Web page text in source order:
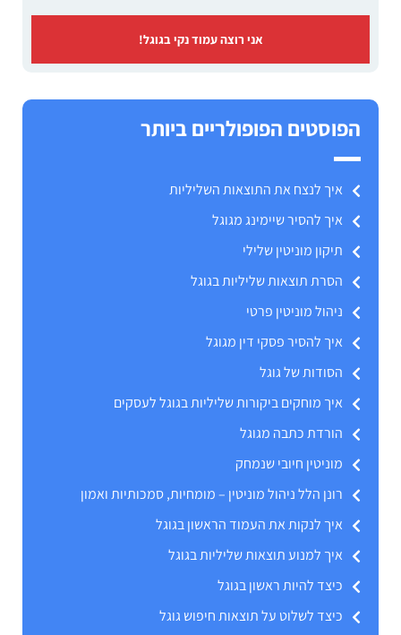
אני רוצה עמוד נקי בגוגל!
הפוסטים הפופולריים ביותר
איך לנצח את התוצאות השליליות
איך להסיר שיימינג מגוגל
תיקון מוניטין שלילי
הסרת תוצאות שליליות בגוגל
ניהול מוניטין פרטי
איך להסיר פסקי דין מגוגל
הסודות של גוגל
איך מוחקים ביקורות שליליות בגוגל לעסקים
הורדת כתבה מגוגל
מוניטין חיובי שנמחק
רונן הלל ניהול מוניטין – מומחיות, סמכותיות ואמון
איך לנקות את העמוד הראשון בגוגל
איך למנוע תוצאות שליליות בגוגל
כיצד להיות ראשון בגוגל
כיצד לשלוט על תוצאות חיפוש גוגל